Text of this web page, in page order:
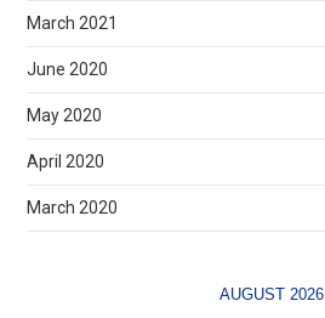
March 2021
June 2020
May 2020
April 2020
March 2020
AUGUST 2026